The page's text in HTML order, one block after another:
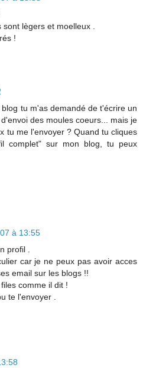
lègers et moelleux .
!
tu m'as demandé de t'écrire un
des moules coeurs... mais je
tu me l'envoyer ? Quand tu cliques
complet" sur mon blog, tu peux
à 13:55
profil .
car je ne peux pas avoir acces
email sur les blogs !!
comme il dit !
te l'envoyer .